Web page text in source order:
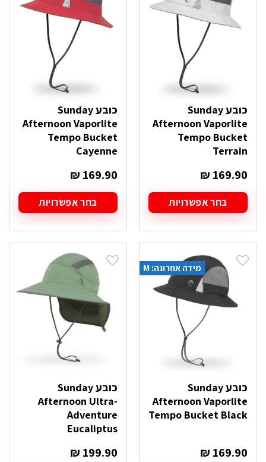
כובע Sunday
Afternoon Vaporlite
Tempo Bucket
Terrain
₪ 169.90
בחר אפשרויות
זה
יש
סוגים.
לבחור
האפשרויות
כובע Sunday
Afternoon Vaporlite
Tempo Bucket
Cayenne
₪ 169.90
בחר אפשרויות
זה
יש
סוגים.
לבחור
האפשרויות
בעמוד
המוצר
מידה אחרונה: M
כובע Sunday
Afternoon Vaporlite
Tempo Bucket Black
₪ 169.90
כובע Sunday
Afternoon Ultra-
Adventure
Eucaliptus
₪ 199.90